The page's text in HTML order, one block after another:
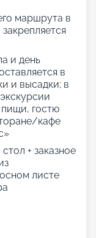
маршрута в
и день
в
и высадки; в
гостю
кафе
+ заказное
листе